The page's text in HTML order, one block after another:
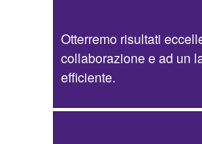
Otterremo risultati
collaborazione e ad un
efficiente.